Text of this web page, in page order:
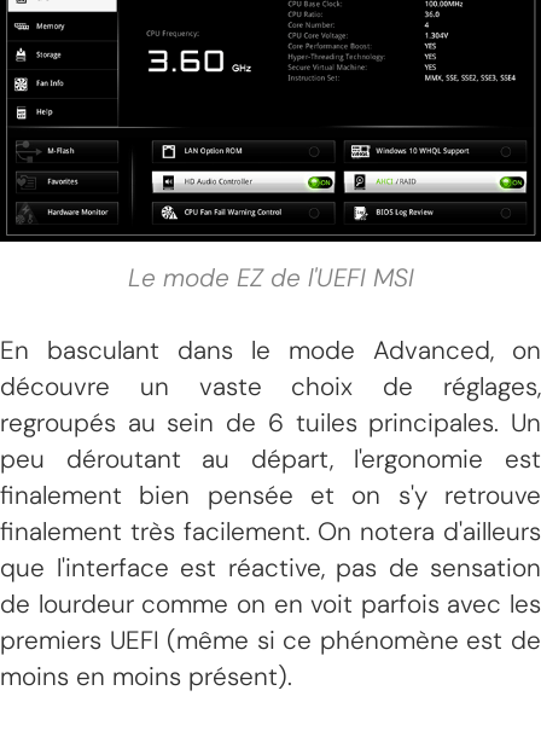
Le mode EZ de l'UEFI MSI
En basculant dans le mode Advanced, on
découvre un vaste choix de réglages,
regroupés au sein de 6 tuiles principales. Un
peu déroutant au départ, l'ergonomie est
finalement bien pensée et on s'y retrouve
finalement très facilement. On notera d'ailleurs
que l'interface est réactive, pas de sensation
de lourdeur comme on en voit parfois avec les
premiers UEFI (même si ce phénomène est de
moins en moins présent).